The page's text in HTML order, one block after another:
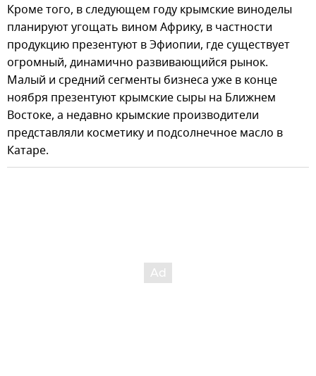
Кроме того, в следующем году крымские виноделы
планируют угощать вином Африку, в частности
продукцию презентуют в Эфиопии, где существует
огромный, динамично развивающийся рынок.
Малый и средний сегменты бизнеса уже в конце
ноября презентуют крымские сыры на Ближнем
Востоке, а недавно крымские производители
представляли косметику и подсолнечное масло в
Катаре.